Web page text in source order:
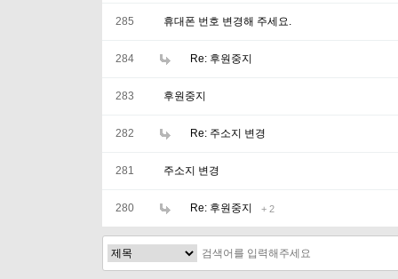
285 휴대폰 번호 변경해 주세요.
284 Re: 후원중지
283 후원중지
282 Re: 주소지 변경
281 주소지 변경
280 Re: 후원중지 + 2